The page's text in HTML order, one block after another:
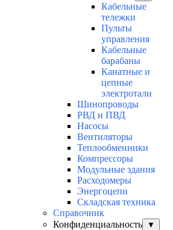
Кабельные
тележки
Пульты
управления
Кабельные
барабаны
Канатные и
цепные
электротали
Шинопроводы
РВД и ПВД
Насосы
Вентиляторы
Теплообменники
Компрессоры
Модульные здания
Расходомеры
Энергоцепи
Складская техника
Справочник
Конфиденциальность
▼